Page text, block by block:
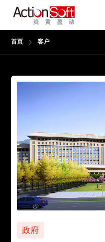
首页 客户
政府